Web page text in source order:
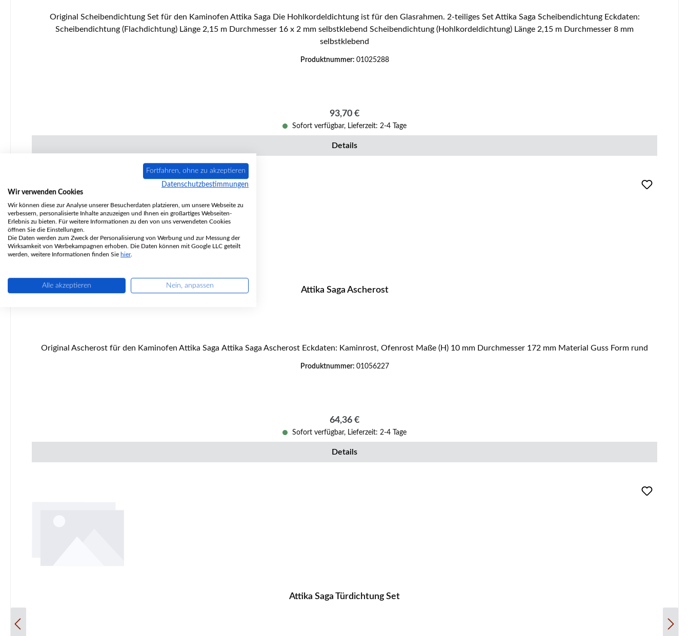
Original Scheibendichtung Set für den Kaminofen Attika Saga Die Hohlkordeldichtung ist für den Glasrahmen. 2-teiliges Set Attika Saga Scheibendichtung Eckdaten:
Scheibendichtung (Flachdichtung) Länge 2,15 m Durchmesser 16 x 2 mm selbstklebend Scheibendichtung (Hohlkordeldichtung) Länge 2,15 m Durchmesser 8 mm
selbstklebend
Produktnummer: 01025288
Regulärer Preis:
93,70 €
Sofort verfügbar, Lieferzeit: 2-4 Tage
Details
Attika Saga Ascherost
Original Ascherost für den Kaminofen Attika Saga Attika Saga Ascherost Eckdaten: Kaminrost, Ofenrost Maße (H) 10 mm Durchmesser 172 mm Material Guss Form rund
Produktnummer: 01056227
Regulärer Preis:
64,36 €
Sofort verfügbar, Lieferzeit: 2-4 Tage
Details
Attika Saga Türdichtung Set
Fortfahren, ohne zu akzeptieren
Datenschutzbestimmungen
Wir verwenden Cookies
Wir können diese zur Analyse unserer Besucherdaten platzieren, um unsere Webseite zu
verbessern, personalisierte Inhalte anzuzeigen und Ihnen ein großartiges Webseiten-
Erlebnis zu bieten. Für weitere Informationen zu den von uns verwendeten Cookies
öffnen Sie die Einstellungen.
Die Daten werden zum Zweck der Personalisierung von Werbung und zur Messung der
Wirksamkeit von Werbekampagnen erhoben. Die Daten können mit Google LLC geteilt
werden, weitere Informationen finden Sie hier.
Alle akzeptieren Nein, anpassen